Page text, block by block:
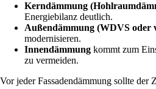
Kerndämmung
Energiebilanz deutlich.
Außendämmung (WDVS oder
modernisieren.
Innendämmung kommt zum
zu vermeiden.
Vor jeder Fassadendämmung sollte der